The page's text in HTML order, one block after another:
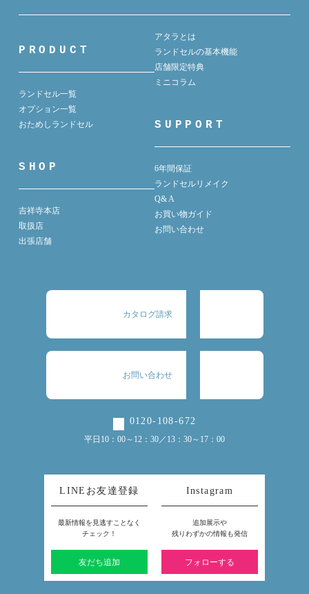
PRODUCT
ランドセル一覧
オプション一覧
おためしランドセル
SHOP
吉祥寺本店
取扱店
出張店舗
アタラとは
ランドセルの基本機能
店舗限定特典
ミニコラム
SUPPORT
6年間保証
ランドセルリメイク
Q& A
お買い物ガイド
お問い合わせ
カタログ請求
お問い合わせ
0120-108-672
平日10：00～12：30／13：30～17：00
LINEお友達登録
最新情報を見逃すことなく
チェック！
友だち追加
Instagram
追加展示や
残りわずかの情報も発信
フォローする